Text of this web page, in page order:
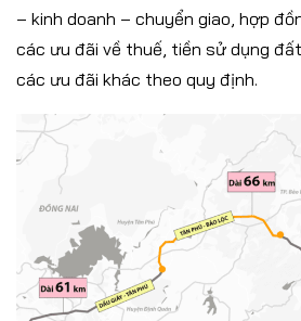
– kinh doanh – chuyển giao, hợp
các ưu đãi về thuế, tiền sử dụng
các ưu đãi khác theo quy định.